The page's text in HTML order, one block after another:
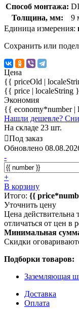
Способ монтажа:
Толщина, мм:
9
Единица измерения:
Сохранить или
Цена
{{ priceOld |
{{ price | localeString
Экономия
{{ economy*number |
Нашли дешевле?
На складе 23 шт.
Под заказ
Обновлено
-
+
В корзину
Итого: {{
Уточнить цену
Цена действительна
отличаться от цен в
Минимальная сумма
Скидки
Подборки товаров:
Заземляющая
Доставка
Оплата